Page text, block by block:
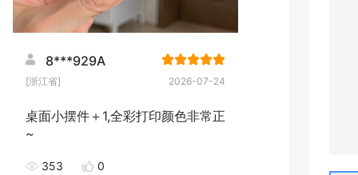
8***929A
[浙江省] 2026-07-24
桌面小摆件＋1,全彩打印颜色非常正
~
353 0